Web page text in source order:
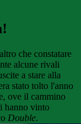
che constatare
alcune rivali
a stare alla
stato tolto l'anno
ove il cammino
hanno vinto
Double.